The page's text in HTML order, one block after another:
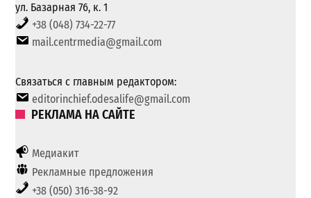
ул. Базарная 76, к. 1
+38 (048) 734-22-77
mail.centrmedia@gmail.com
Связаться с главным редактором:
editorinchief.odesalife@gmail.com
РЕКЛАМА НА САЙТЕ
Медиакит
Рекламные предложения
+38 (050) 316-38-92